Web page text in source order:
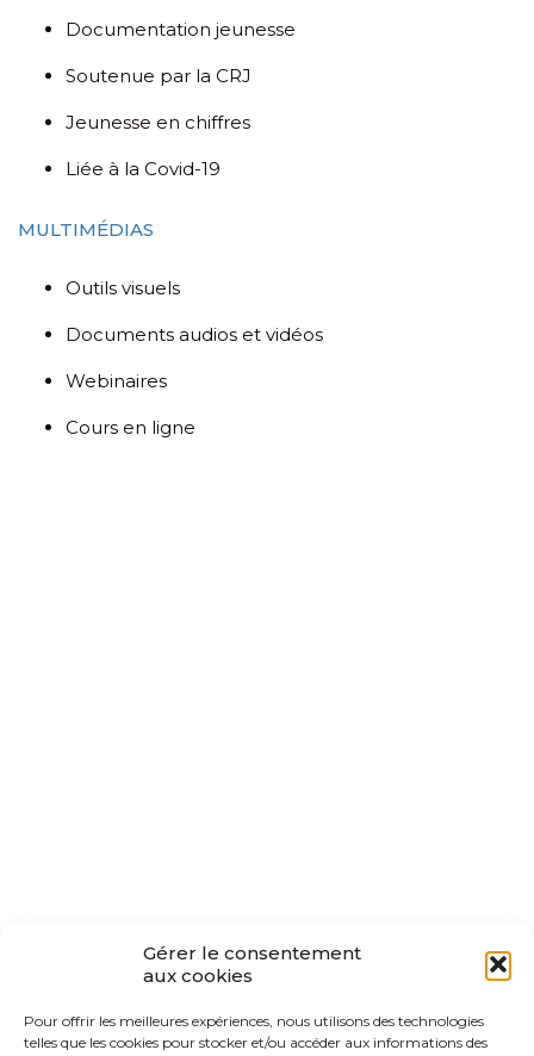
Gérer le consentement
aux cookies
Pour offrir les meilleures expériences, nous utilisons des technologies
telles que les cookies pour stocker et/ou accéder aux informations des
Documentation jeunesse
Soutenue par la CRJ
Jeunesse en chiffres
Liée à la Covid-19
MULTIMÉDIAS
Outils visuels
Documents audios et vidéos
Webinaires
Cours en ligne